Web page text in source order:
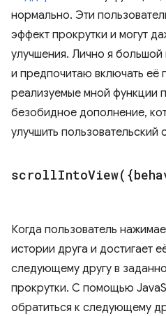
нормально. Эти
эффект прокрутки и могут
улучшения. Лично я
и предпочитаю включать её
реализуемые мной функции
безобидное дополнение,
улучшить пользовательский
scrollIntoView(
Когда пользователь
истории друга и достигает
следующему другу в
прокрутки. С помощью
обратиться к следующему